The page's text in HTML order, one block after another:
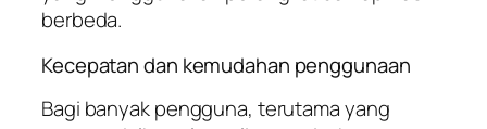
berbeda.
Kecepatan dan kemudahan penggunaan
Bagi banyak pengguna, terutama yang